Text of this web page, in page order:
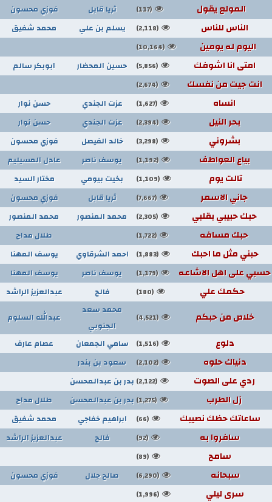
المولع يقول (117) ثريا قابل فوزي محسون
الناس للناس (2,118) يسلم بن علي محمد شفيق
اليوم له يومين (10,164)
امتى انا اشوفك (5,856) حسين المحضار ابوبكر سالم
انت جيت من نفسك (2,674)
انساه (1,627) عزت الجندي حسن نوار
بحر النيل (2,394) عزت الجندي حسن نوار
بشروني (3,298) خالد الفيصل فوزي محسون
بياع العواطف (1,192) يوسف ناصر عادل المسيليم
تالت يوم (1,109) بخيت بيومي مختار السيد
جاني الاسمر (7,667) ثريا قابل فوزي محسون
حبك حبيبي بقلبي (2,305) محمد المنصور محمد المنصور
حبك مسافه (1,722) طلال مداح
حبني مثل ما احبك (1,883) احمد الشرقاوي يوسف المهنا
حسبي على اهل الاشاعه (1,179) يوسف ناصر يوسف المهنا
حكمك علي (180) فالح عبدالعزيز الراشد
خلاص من حبكم (4,521)
محمد سعد
الجنوبي
عبدالله السلوم
دلوع (1,516) سامي الجمعان عصام عارف
دنياك حلوه (2,102) سعود بن بندر
ردي على الصوت (2,122) بدر بن عبدالمحسن
زل الطرب (1,275) بدر بن عبدالمحسن طلال مداح
ساعاتك حظك نصيبك (66) ابراهيم خفاجي محمد شفيق
سافروا به (92) فالح عبدالعزيز الراشد
سامح (89)
سبحانه (6,290) صالح جلال فوزي محسون
سرى ليلي (1,996)